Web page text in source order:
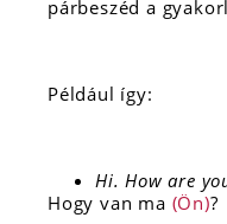
párbeszéd a
Például így:
Hi. How are
Hogy van ma (Ön)?